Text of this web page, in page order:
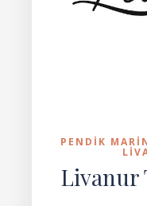
PENDIK
Livanur